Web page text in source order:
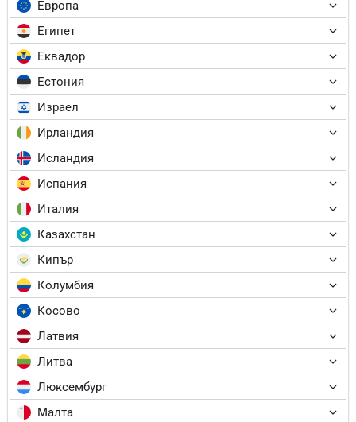
Европа
Египет
Еквадор
Естония
Израел
Ирландия
Исландия
Испания
Италия
Казахстан
Кипър
Колумбия
Косово
Латвия
Литва
Люксембург
Малта